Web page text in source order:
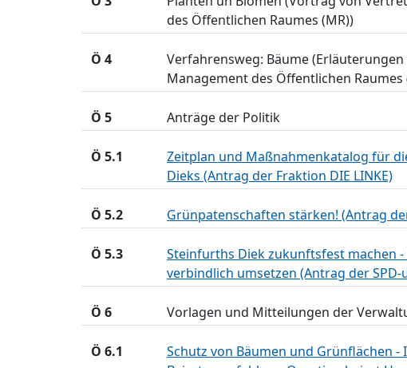
des Öffentlichen Raumes (MR))
Ö 4
Verfahrensweg: Bäume
Management des Öffentlichen Raumes
Ö 5 Anträge der Politik
Ö 5.1
Zeitplan und Maßnahmenkatalog für
Dieks (Antrag der Fraktion DIE LINKE)
Ö 5.2 Grünpatenschaften stärken! (Antrag
Ö 5.3
Steinfurths Diek zukunftsfest machen
verbindlich umsetzen (Antrag der SPD-
Ö 6 Vorlagen und Mitteilungen der
Ö 6.1
Schutz von Bäumen und Grünflächen